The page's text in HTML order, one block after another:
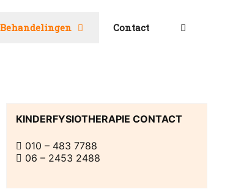
Behandelingen Contact
KINDERFYSIOTHERAPIE CONTACT
010 – 483 7788
06 – 2453 2488